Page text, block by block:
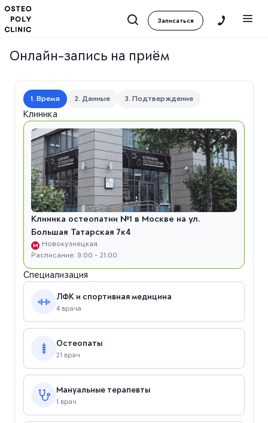
Записаться
Онлайн-запись на приём
1. Время 2. Данные 3. Подтверждение
Клиника
Клиника остеопатии №1 в Москве на ул.
Большая Татарская 7к4
М
Новокузнецкая
Расписание: 9:00 - 21:00
Специализация
ЛФК и спортивная медицина
4 врача
Остеопаты
21 врач
Мануальные терапевты
1 врач